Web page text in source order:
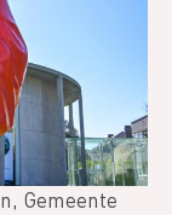
Gemeente